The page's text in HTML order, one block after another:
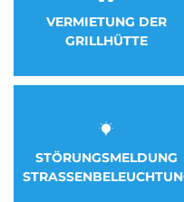
VERMIETUNG DER
GRILLHÜTTE
STÖRUNGSMELDUNG
STRASSENBELEUCHTUNG